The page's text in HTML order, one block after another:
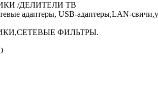
/ДЕЛИТЕЛИ ТВ
адаптеры, USB-адаптеры,LAN-
ФИЛЬТРЫ.